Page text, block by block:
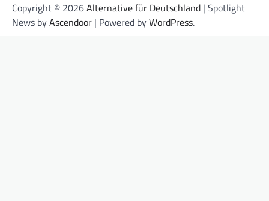
Copyright © 2026Alternative für Deutschland | Spotlight
News byAscendoor | Powered byWordPress.